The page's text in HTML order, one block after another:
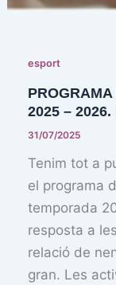
esport
PROGRAMA
2025 – 2026.
31/07/2025
Tenim tot a
el programa
temporada
resposta a
relació de
gran. Les